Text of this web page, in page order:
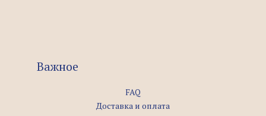
Важное
FAQ
Доставка и оплата